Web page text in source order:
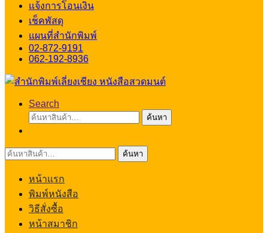
แจ้งการโอนเงิน
เช็คพัสดุ
แผนที่สำนักพิมพ์
02-872-9191
062-192-8936
Search
ค้นหา:
ค้นหา
ค้นหา: ค้นหา
หน้าแรก
พิมพ์หนังสือ
วิธีสั่งซื้อ
หน้าสมาชิก